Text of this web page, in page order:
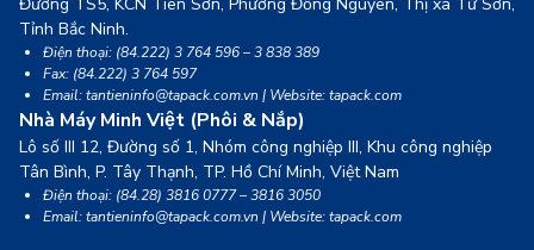
Tỉnh Bắc Ninh.
Điện thoại: (84.222) 3 764 596 – 3 838 389
Fax: (84.222) 3 764 597
Email: tantieninfo@tapack.com.vn | Website: tapack.com
Nhà Máy Minh Việt (Phôi & Nắp)
Lô số III 12, Đường số 1, Nhóm công nghiệp III, Khu công nghiệp
Tân Bình, P. Tây Thạnh, TP. Hồ Chí Minh, Việt Nam
Điện thoại: (84.28) 3816 0777 – 3816 3050
Email: tantieninfo@tapack.com.vn | Website: tapack.com